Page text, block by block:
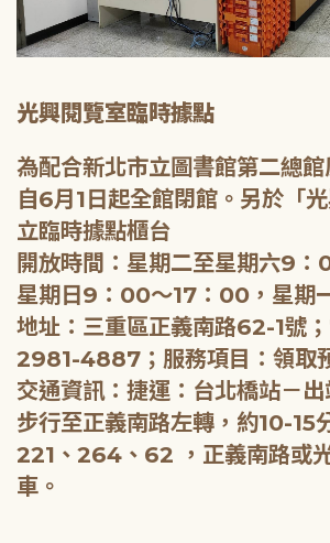
光興閱覽室臨時據點
為配合新北市立圖書館第二總
自6月1日起全館閉館。另於「
立臨時據點櫃台
開放時間：星期二至星期六9
星期日9：00～17：00，星期
地址：三重區正義南路62-1號；
2981-4887；服務項目：領取
交通資訊：捷運：台北橋站－
步行至正義南路左轉，約10-15
221、264、62 ，正義南路或
車。